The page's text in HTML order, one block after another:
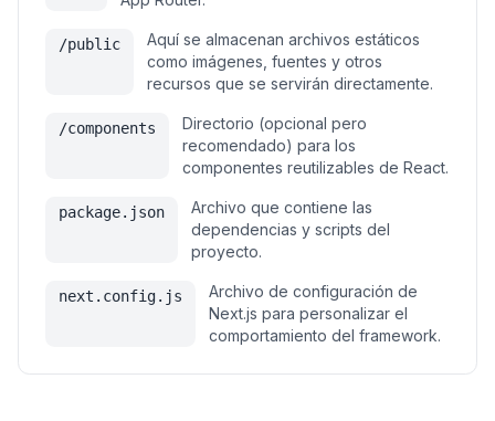
/public
Aquí se almacenan archivos estáticos
como imágenes, fuentes y otros
recursos que se servirán directamente.
/components
Directorio (opcional pero
recomendado) para los
componentes reutilizables de React.
package.json
Archivo que contiene las
dependencias y scripts del
proyecto.
next.config.js
Archivo de configuración de
Next.js para personalizar el
comportamiento del framework.